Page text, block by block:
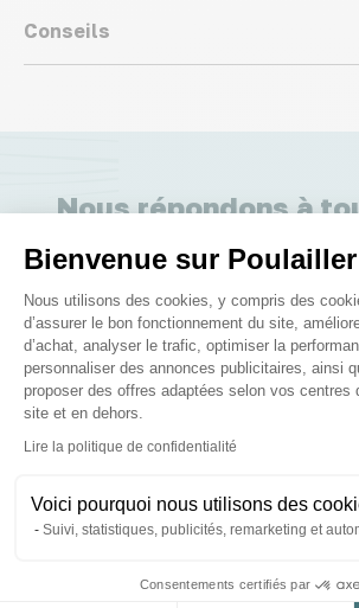
Bienvenue sur
Plateforme de Gestion
Nous utilisons des cookies, y compris des
d’assurer le bon fonctionnement du site,
d’achat, analyser le trafic, optimiser la
personnaliser des annonces publicitaires, ainsi
proposer des offres adaptées selon vos centres
site et en dehors.
Lire la politique de confidentialité
Voici pourquoi nous utilisons des
Suivi, statistiques, publicités, remarketing et
Consentements certifiés par
Axeptio consent
Conseils
Nous répondons à
questions ;)
Posez-nous vos
Ces produits
intéresser